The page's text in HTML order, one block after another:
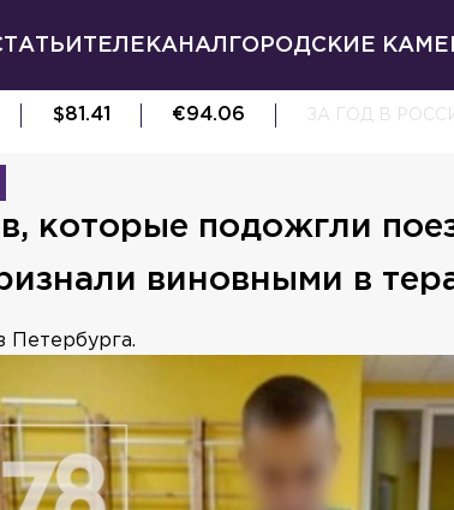
ТЕЛЕКАНАЛ ГОРОДСКИЕ
$81.41 €94.06 ЗА ГОД В
которые подожгли
виновными в
Петербурга.